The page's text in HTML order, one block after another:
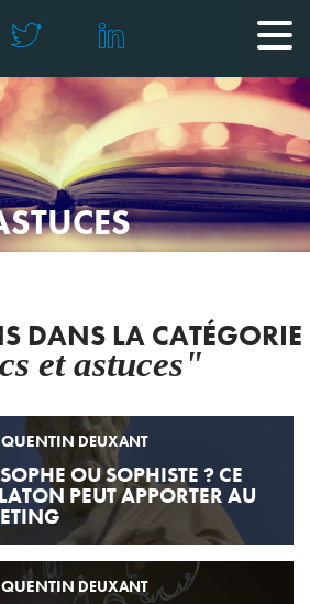
DANS LA CATÉGORIE
et astuces"
QUENTIN DEUXANT
OU SOPHISTE ? CE
PEUT APPORTER AU
QUENTIN DEUXANT